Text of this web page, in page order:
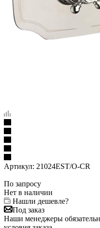
Артикул: 21024EST/O-CR
По запросу
Нет в наличии
Нашли дешевле?
Под заказ
Наши менеджеры